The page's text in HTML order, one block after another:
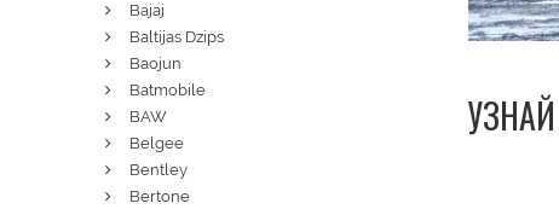
Bajaj
Baltijas Dzips
Baojun
Batmobile
BAW
Belgee
Bentley
Bertone